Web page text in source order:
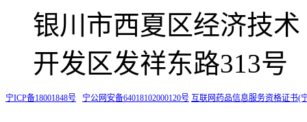
银川市西夏区经济技术
开发区发祥东路313号
宁ICP备18001848号 宁公网安备64018102000120号 互联网药品信息服务资格证书(